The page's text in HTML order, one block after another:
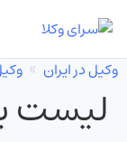
وکیل در ایران
لیست